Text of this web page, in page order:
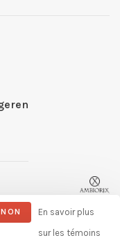
NON
En savoir plus
sur les témoins